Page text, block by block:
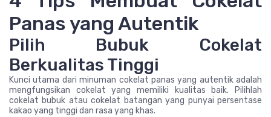
Panas yang Autentik
Pilih Bubuk Cokelat
Berkualitas Tinggi
Kunci utama dari minuman cokelat panas yang autentik adalah
mengfungsikan cokelat yang memiliki kualitas baik. Pilihlah
cokelat bubuk atau cokelat batangan yang punyai persentase
kakao yang tinggi dan rasa yang khas.